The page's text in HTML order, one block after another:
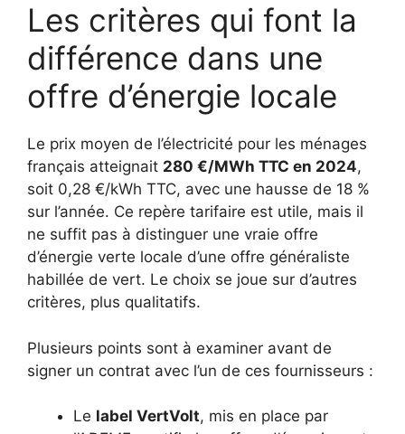
Les critères qui font la
différence dans une
offre d’énergie locale
Le prix moyen de l’électricité pour les ménages
français atteignait 280 €/MWh TTC en 2024,
soit 0,28 €/kWh TTC, avec une hausse de 18 %
sur l’année. Ce repère tarifaire est utile, mais il
ne suffit pas à distinguer une vraie offre
d’énergie verte locale d’une offre généraliste
habillée de vert. Le choix se joue sur d’autres
critères, plus qualitatifs.
Plusieurs points sont à examiner avant de
signer un contrat avec l’un de ces fournisseurs :
Le label VertVolt, mis en place par